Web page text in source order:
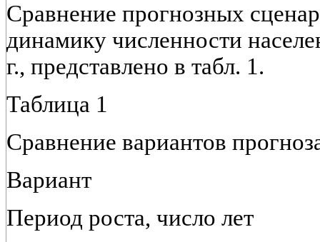
Сравнение прогнозных
динамику численности
г., представлено в табл. 1.
Таблица 1
Сравнение вариантов
Вариант
Период роста, число лет